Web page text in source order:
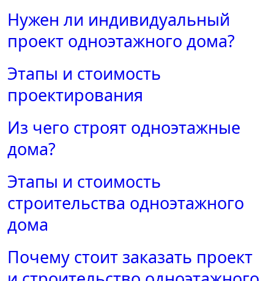
Нужен ли индивидуальный
проект одноэтажного дома?
Этапы и стоимость
проектирования
Из чего строят одноэтажные
дома?
Этапы и стоимость
строительства одноэтажного
дома
Почему стоит заказать проект